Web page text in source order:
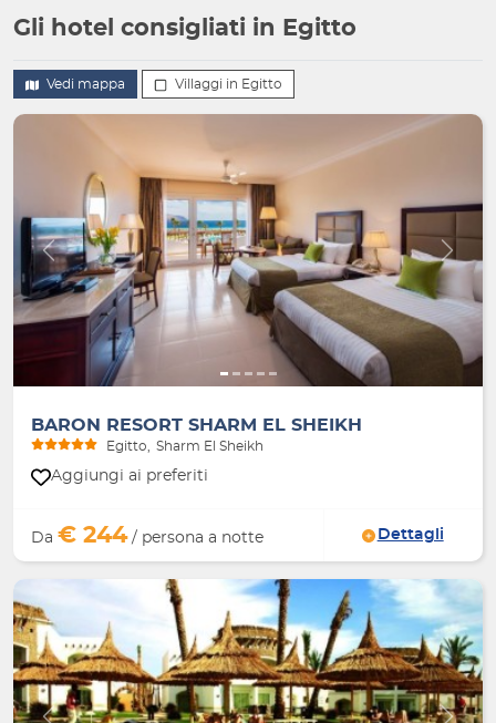
Gli hotel consigliati in Egitto
Vedi mappa Villaggi in Egitto
Indietro Avanti
BARON RESORT SHARM EL SHEIKH
Egitto Sharm El Sheikh
Aggiungi ai preferiti
Da € 244/ persona a notte Dettagli